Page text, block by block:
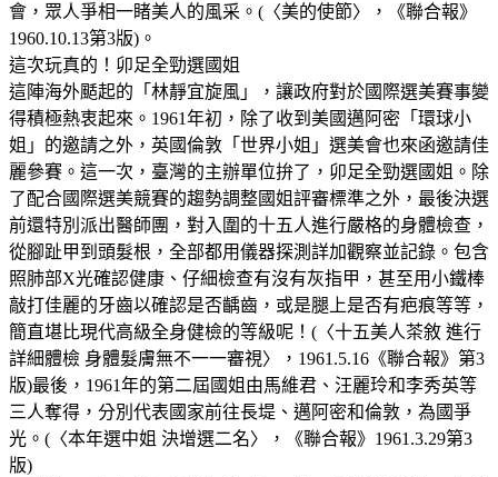
會，眾人爭相一睹美人的風采。(〈美的使節〉，《聯合報》
1960.10.13第3版)。
這次玩真的！卯足全勁選國姐
這陣海外颳起的「林靜宜旋風」，讓政府對於國際選美賽事變
得積極熱衷起來。1961年初，除了收到美國邁阿密「環球小
姐」的邀請之外，英國倫敦「世界小姐」選美會也來函邀請佳
麗參賽。這一次，臺灣的主辦單位拚了，卯足全勁選國姐。除
了配合國際選美競賽的趨勢調整國姐評審標準之外，最後決選
前還特別派出醫師團，對入圍的十五人進行嚴格的身體檢查，
從腳趾甲到頭髮根，全部都用儀器探測詳加觀察並記錄。包含
照肺部X光確認健康、仔細檢查有沒有灰指甲，甚至用小鐵棒
敲打佳麗的牙齒以確認是否齲齒，或是腿上是否有疤痕等等，
簡直堪比現代高級全身健檢的等級呢！(〈十五美人茶敘 進行
詳細體檢 身體髮膚無不一一審視〉，1961.5.16《聯合報》第3
版)最後，1961年的第二屆國姐由馬維君、汪麗玲和李秀英等
三人奪得，分別代表國家前往長堤、邁阿密和倫敦，為國爭
光。(〈本年選中姐 決增選二名〉，《聯合報》1961.3.29第3
版)